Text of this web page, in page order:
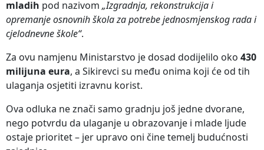
mladih pod nazivom „Izgradnja, rekonstrukcija i
opremanje osnovnih škola za potrebe jednosmjenskog rada i
cjelodnevne škole“.
Za ovu namjenu Ministarstvo je dosad dodijelilo oko 430
milijuna eura, a Sikirevci su među onima koji će od tih
ulaganja osjetiti izravnu korist.
Ova odluka ne znači samo gradnju još jedne dvorane,
nego potvrdu da ulaganje u obrazovanje i mlade ljude
ostaje prioritet – jer upravo oni čine temelj budućnosti